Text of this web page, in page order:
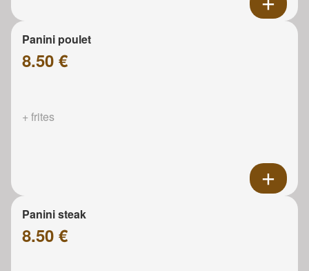
Panini poulet
8.50 €
+ frites
Panini steak
8.50 €